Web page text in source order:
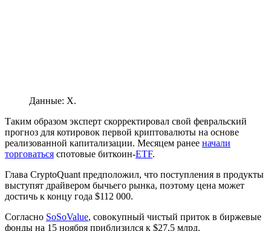
Данные: X.
Таким образом эксперт скорректировал свой февральский
прогноз для котировок первой криптовалюты на основе
реализованной капитализации. Месяцем ранее начали
торговаться спотовые биткоин-ETF.
Глава CryptoQuant предположил, что поступления в продукты
выступят драйвером бычьего рынка, поэтому цена может
достичь к концу года $112 000.
Согласно SoSoValue, совокупный чистый приток в биржевые
фонды на 15 ноября приблизился к $27,5 млрд.